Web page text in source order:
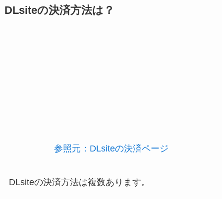
DLsiteの決済方法は？
参照元：DLsiteの決済ページ
DLsiteの決済方法は複数あります。